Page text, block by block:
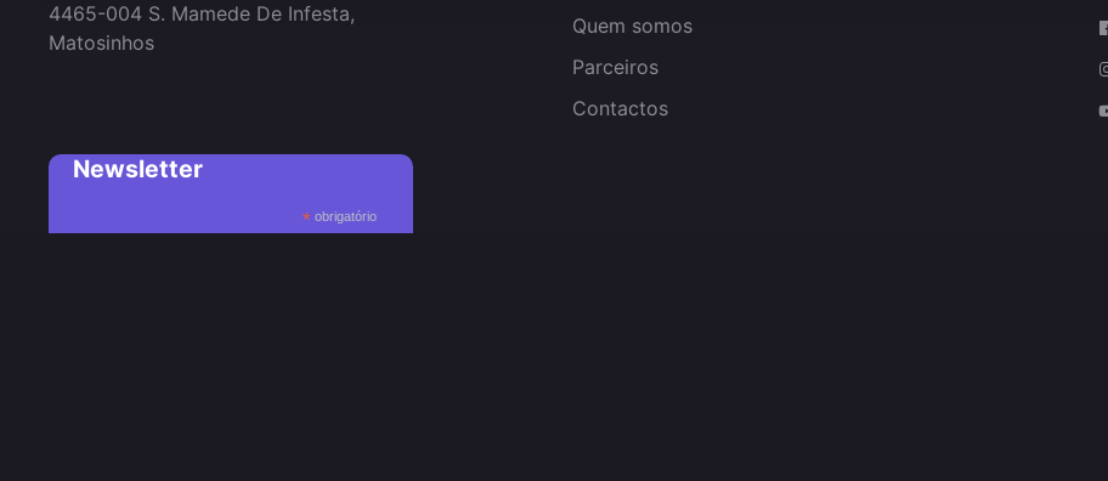
4465-004 S. Mamede De Infesta,
Matosinhos
Quem somos
Parceiros
Contactos
Newsletter
*obrigatório